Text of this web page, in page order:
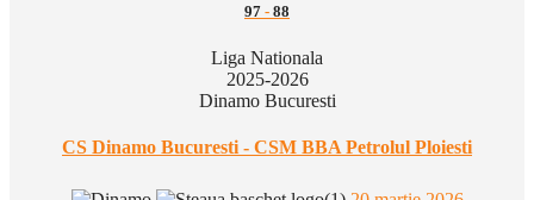
97 - 88
Liga Nationala
2025-2026
Dinamo Bucuresti
CS Dinamo Bucuresti - CSM BBA Petrolul Ploiesti